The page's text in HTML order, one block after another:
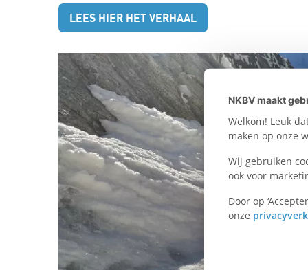
NKBV maakt
Welkom! Leuk
maken op onze
Wij gebruiken
ook voor
Door op
onze
d
n
W
h
a
t
LEES HIER HET VERHAAL